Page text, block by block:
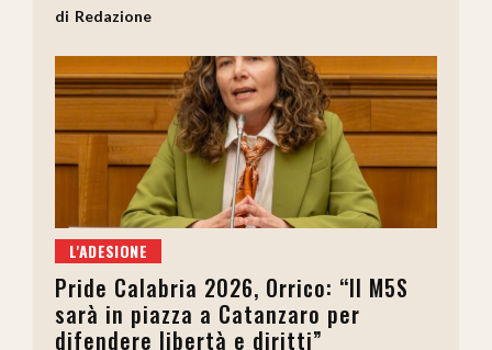
Redazione
L'ADESIONE
Pride Calabria 2026, Orrico: “Il M5S
sarà in piazza a Catanzaro per
difendere libertà e diritti”